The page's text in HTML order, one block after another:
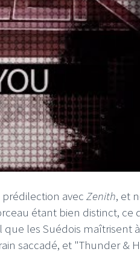
avec Zenith, et
étant bien distinct, ce
les Suédois maîtrisent
saccadé, et "Thunder &
LE GROS RIFFIFI
LE GROS RIFFIFI –
Littératurock !!!